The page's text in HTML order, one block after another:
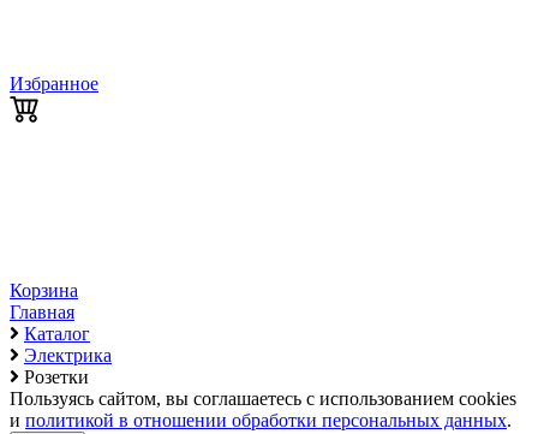
Избранное
Корзина
Главная
Каталог
Электрика
Розетки
Пользуясь сайтом, вы соглашаетесь с использованием cookies
и политикой в отношении обработки персональных данных.